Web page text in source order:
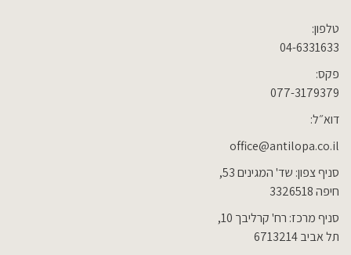
טלפון:
04-6331633
פקס:
077-3179379
דוא״ל:
office@antilopa.co.il
סניף צפון: שד' המגינים 53,
חיפה 3326518
סניף מרכז: רח' קרליבך 10,
תל אביב 6713214